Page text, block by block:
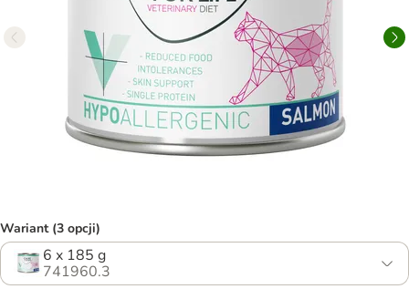
Wariant (3 opcji)
6 x 185 g
741960.3